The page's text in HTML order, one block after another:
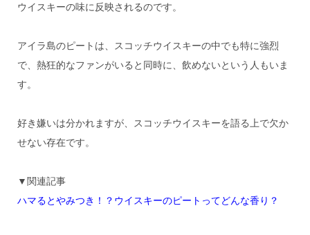
ウイスキーの味に反映されるのです。
アイラ島のピートは、スコッチウイスキーの中でも特に強烈
で、熱狂的なファンがいると同時に、飲めないという人もいま
す。
好き嫌いは分かれますが、スコッチウイスキーを語る上で欠か
せない存在です。
▼関連記事
ハマるとやみつき！？ウイスキーのピートってどんな香り？